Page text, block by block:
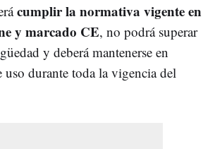
cumplir la normativa vigente en
y marcado CE, no podrá superar
y deberá mantenerse en
uso durante toda la vigencia del